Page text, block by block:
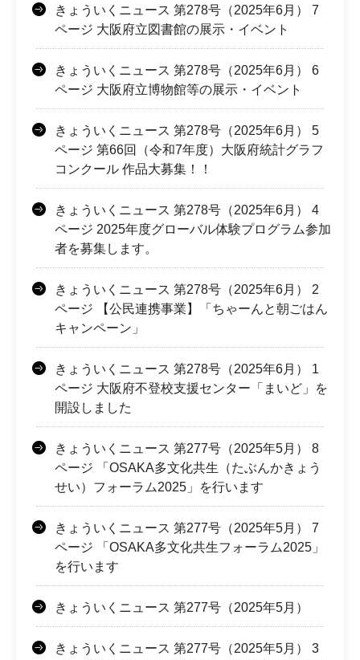
きょういくニュース 第278号（2025年6月） 7
ページ 大阪府立図書館の展示・イベント
きょういくニュース 第278号（2025年6月） 6
ページ 大阪府立博物館等の展示・イベント
きょういくニュース 第278号（2025年6月） 5
ページ 第66回（令和7年度）大阪府統計グラフ
コンクール 作品大募集！！
きょういくニュース 第278号（2025年6月） 4
ページ 2025年度グローバル体験プログラム参加
者を募集します。
きょういくニュース 第278号（2025年6月） 2
ページ 【公民連携事業】「ちゃーんと朝ごはん
キャンペーン」
きょういくニュース 第278号（2025年6月） 1
ページ 大阪府不登校支援センター「まいど」を
開設しました
きょういくニュース 第277号（2025年5月） 8
ページ 「OSAKA多文化共生（たぶんかきょう
せい）フォーラム2025」を行います
きょういくニュース 第277号（2025年5月） 7
ページ 「OSAKA多文化共生フォーラム2025」
を行います
きょういくニュース 第277号（2025年5月）
きょういくニュース 第277号（2025年5月） 3